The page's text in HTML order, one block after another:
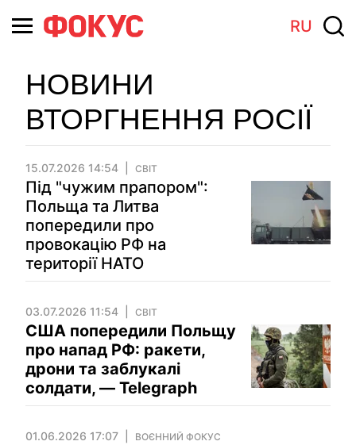
RU
НОВИНИ
ВТОРГНЕННЯ РОСІЇ
15.07.2026 14:54 СВІТ
Під "чужим прапором":
Польща та Литва
попередили про
провокацію РФ на
території НАТО
03.07.2026 11:54 СВІТ
США попередили Польщу
про напад РФ: ракети,
дрони та заблукалі
солдати, — Telegraph
01.06.2026 17:07 ВОЄННИЙ ФОКУС